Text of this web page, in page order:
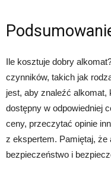
Ile kosztuje dobry
czynników, takich jak
jest, aby znaleźć alkomat,
dostępny w odpowiedniej
ceny, przeczytać opinie
z ekspertem. Pamiętaj, że
bezpieczeństwo i